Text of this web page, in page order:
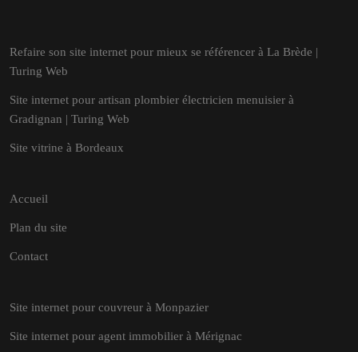
Refaire son site internet pour mieux se référencer à La Brède |
Turing Web
Site internet pour artisan plombier électricien menuisier à
Gradignan | Turing Web
Site vitrine à Bordeaux
Accueil
Plan du site
Contact
Site internet pour couvreur à Monpazier
Site internet pour agent immobilier à Mérignac